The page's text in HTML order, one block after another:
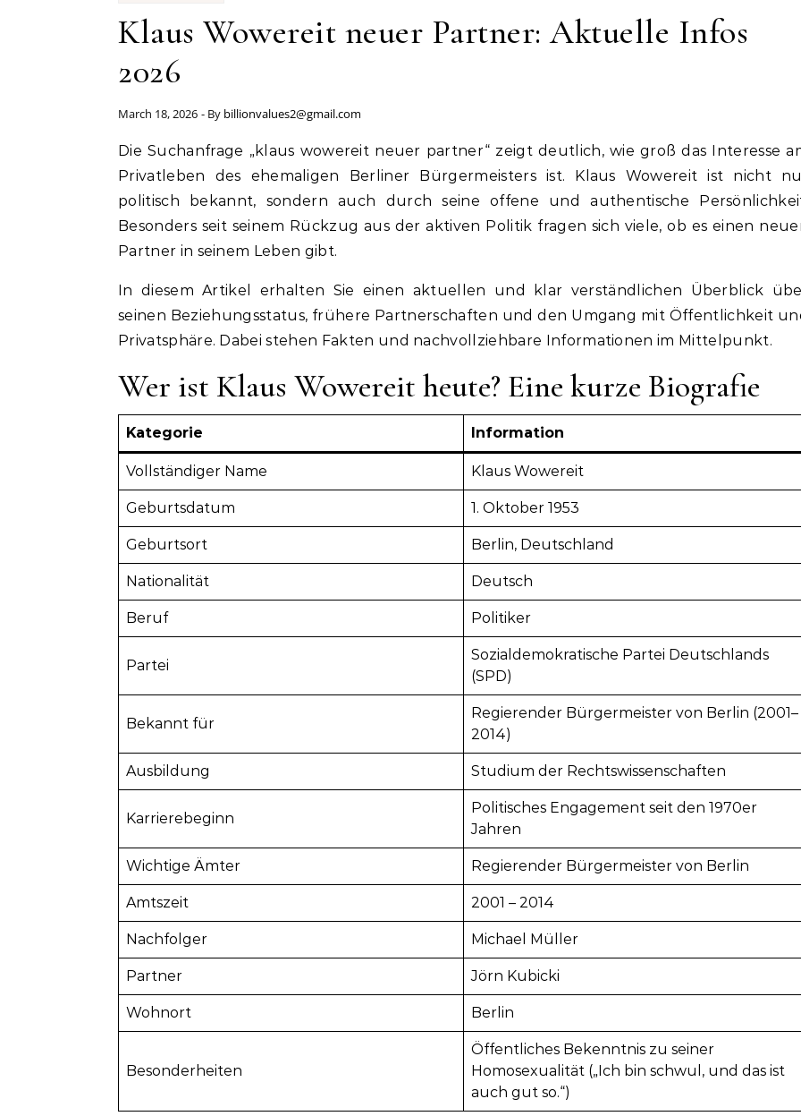
Klaus Wowereit neuer Partner: Aktuelle Infos
2026
March 18, 2026 - By billionvalues2@gmail.com
Die Suchanfrage „klaus wowereit neuer partner“ zeigt deutlich, wie groß das Interesse am
Privatleben des ehemaligen Berliner Bürgermeisters ist. Klaus Wowereit ist nicht
politisch bekannt, sondern auch durch seine offene und authentische
Besonders seit seinem Rückzug aus der aktiven Politik fragen sich viele, ob es einen
Partner in seinem Leben gibt.
In diesem Artikel erhalten Sie einen aktuellen und klar verständlichen Überblick
seinen Beziehungsstatus, frühere Partnerschaften und den Umgang mit Öffentlichkeit
Privatsphäre. Dabei stehen Fakten und nachvollziehbare Informationen im Mittelpunkt.
Wer ist Klaus Wowereit heute? Eine kurze Biografie
Kategorie Information
Vollständiger Name Klaus Wowereit
Geburtsdatum 1. Oktober 1953
Geburtsort Berlin, Deutschland
Nationalität Deutsch
Beruf Politiker
Partei
Sozialdemokratische Partei Deutschlands
(SPD)
Bekannt für
Regierender Bürgermeister von Berlin (2001–
2014)
Ausbildung Studium der Rechtswissenschaften
Karrierebeginn
Politisches Engagement seit den 1970er
Jahren
Wichtige Ämter Regierender Bürgermeister von Berlin
Amtszeit 2001 – 2014
Nachfolger Michael Müller
Partner Jörn Kubicki
Wohnort Berlin
Besonderheiten
Öffentliches Bekenntnis zu seiner
Homosexualität („Ich bin schwul, und das ist
auch gut so.“)